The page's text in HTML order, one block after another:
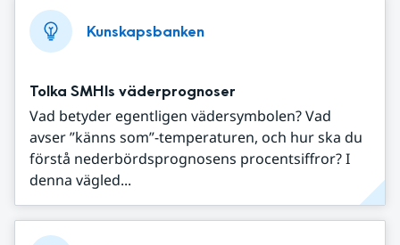
Kunskapsbanken
Tolka SMHIs väderprognoser
Vad betyder egentligen vädersymbolen? Vad
avser ”känns som”-temperaturen, och hur ska du
förstå nederbördsprognosens procentsiffror? I
denna vägled...